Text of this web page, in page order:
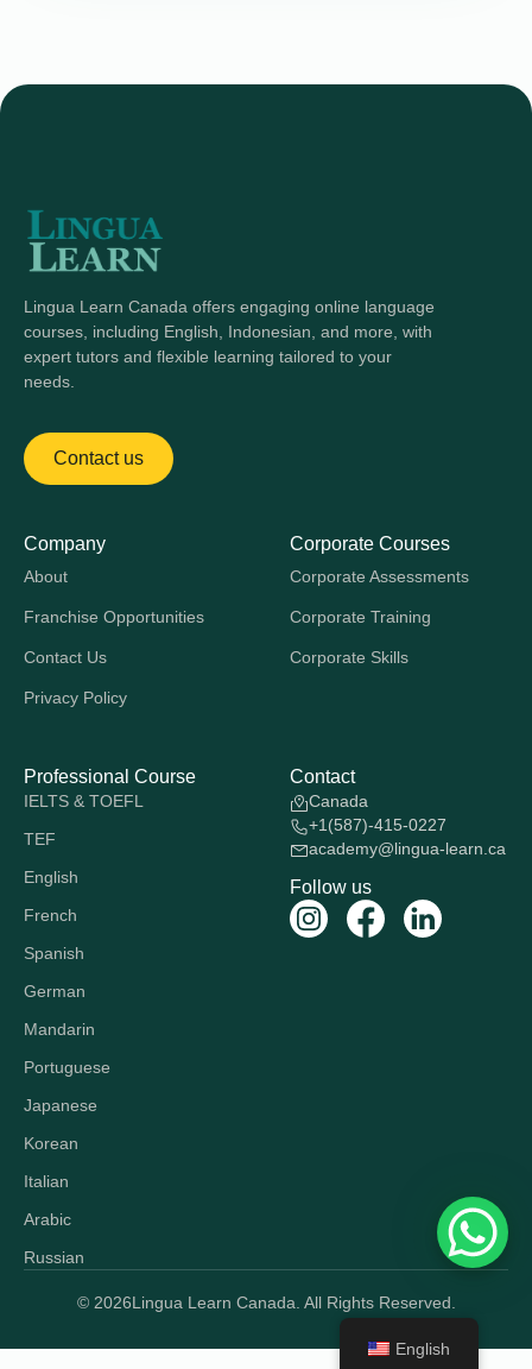
Lingua Learn Canada offers engaging online language
courses, including English, Indonesian, and more, with
expert tutors and flexible learning tailored to your
needs.
Contact us
Company
About
Franchise Opportunities
Contact Us
Privacy Policy
Corporate Courses
Corporate Assessments
Corporate Training
Corporate Skills
Professional Course
IELTS & TOEFL
TEF
English
French
Spanish
German
Mandarin
Portuguese
Japanese
Korean
Italian
Arabic
Russian
Contact
Canada
+1(587)-415-0227
academy@lingua-learn.ca
Follow us
© 2026Lingua Learn Canada. All Rights Reserved.
English